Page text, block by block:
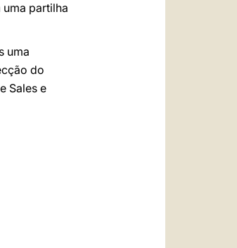
partilha
uma
do
Sales e